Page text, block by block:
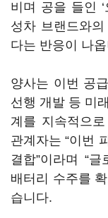
비며 공을 들인
성차 브랜드와
다는 반응이 나
양사는 이번 공
선행 개발 등 미
계를 지속적으
관계자는 “이번
결합”이라며 “
배터리 수주를
습니다.